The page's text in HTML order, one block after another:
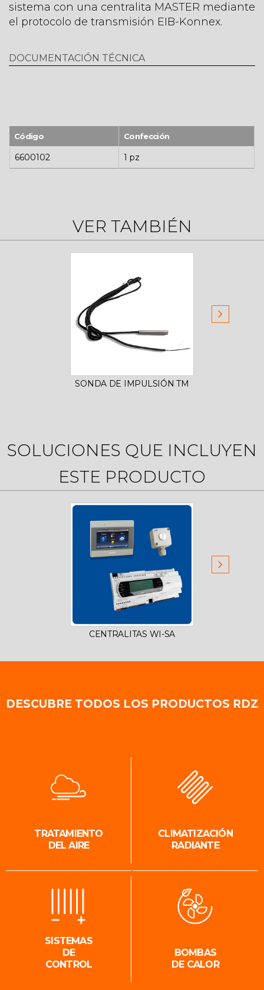
sistema con una centralita MASTER mediante
el protocolo de transmisión EIB-Konnex.
DOCUMENTACIÓN TÉCNICA
Código Confección
6600102 1 pz
VER TAMBIÉN
SONDA DE IMPULSIÓN TM
SOLUCIONES QUE INCLUYEN
ESTE PRODUCTO
CENTRALITAS WI-SA
DESCUBRE TODOS LOS PRODUCTOS RDZ
TRATAMIENTO
DEL AIRE
CLIMATIZACIÓN
RADIANTE
SISTEMAS
DE
CONTROL
BOMBAS
DE CALOR